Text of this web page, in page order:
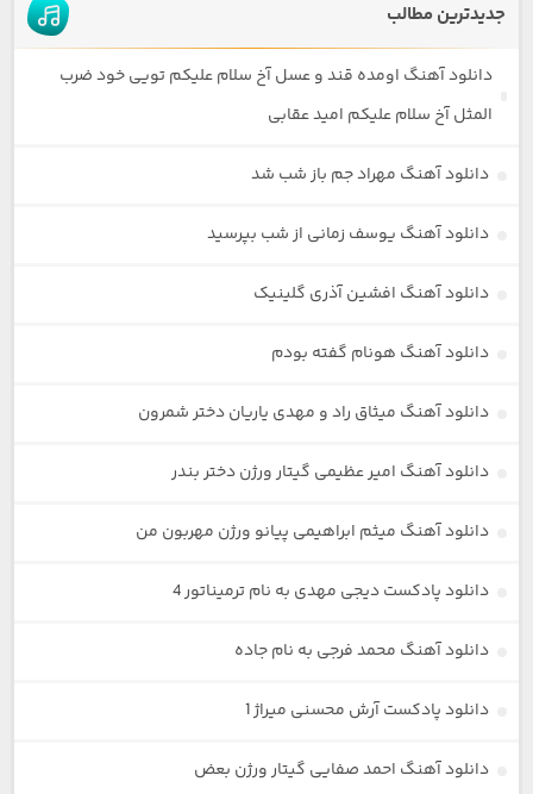
جدیدترین مطالب
دانلود آهنگ اومده قند و عسل آخ سلام علیکم تویی خود ضرب
المثل آخ سلام علیکم امید عقابی
دانلود آهنگ مهراد جم باز شب شد
دانلود آهنگ یوسف زمانی از شب بپرسید
دانلود آهنگ افشین آذری گلینیک
دانلود آهنگ هونام گفته بودم
دانلود آهنگ میثاق راد و مهدی یاریان دختر شمرون
دانلود آهنگ امیر عظیمی گیتار ورژن دختر بندر
دانلود آهنگ میثم ابراهیمی پیانو ورژن مهربون من
دانلود پادکست دیجی مهدی به نام ترمیناتور 4
دانلود آهنگ محمد فرجی به نام جاده
دانلود پادکست آرش محسنی میراژ 1
دانلود آهنگ احمد صفایی گیتار ورژن بعض